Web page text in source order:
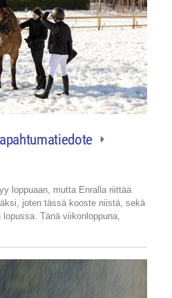
loppuaan, mutta Enralla riittää
joten tässä kooste niistä, sekä
Tänä viikonloppuna,